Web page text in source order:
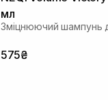
мл
Зміцнюючий шампунь
575₴